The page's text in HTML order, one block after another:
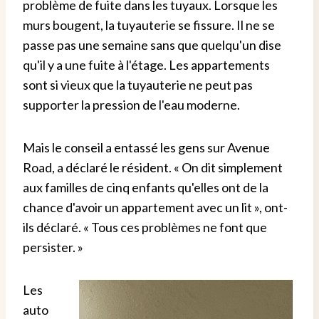
problème de fuite dans les tuyaux. Lorsque les
murs bougent, la tuyauterie se fissure. Il ne se
passe pas une semaine sans que quelqu'un dise
qu'il y a une fuite à l'étage. Les appartements
sont si vieux que la tuyauterie ne peut pas
supporter la pression de l'eau moderne.
Mais le conseil a entassé les gens sur Avenue
Road, a déclaré le résident. « On dit simplement
aux familles de cinq enfants qu'elles ont de la
chance d'avoir un appartement avec un lit », ont-
ils déclaré. « Tous ces problèmes ne font que
persister. »
Les
auto